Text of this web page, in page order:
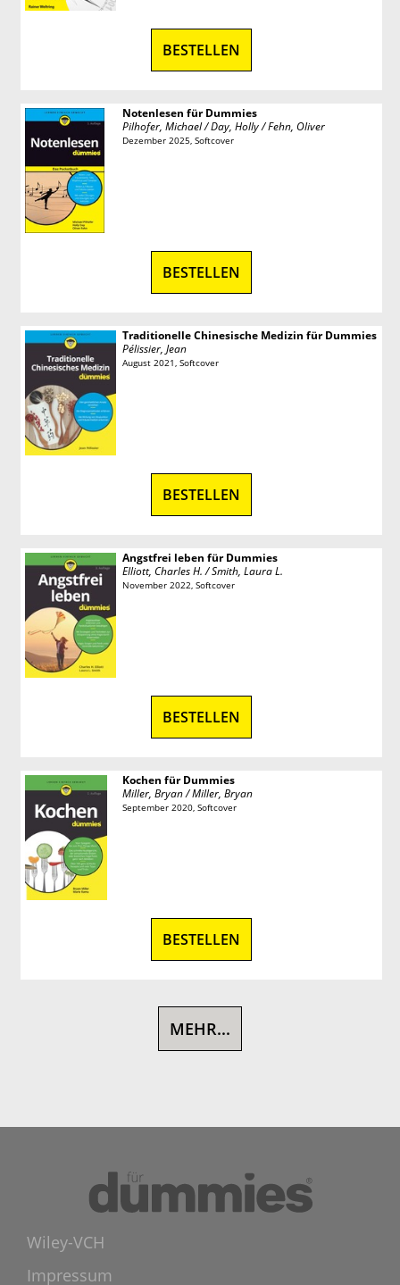
BESTELLEN
Notenlesen für Dummies
Pilhofer, Michael / Day, Holly / Fehn, Oliver
Dezember 2025, Softcover
BESTELLEN
Traditionelle Chinesische Medizin für Dummies
Pélissier, Jean
August 2021, Softcover
BESTELLEN
Angstfrei leben für Dummies
Elliott, Charles H. / Smith, Laura L.
November 2022, Softcover
BESTELLEN
Kochen für Dummies
Miller, Bryan / Miller, Bryan
September 2020, Softcover
BESTELLEN
MEHR...
Wiley-VCH
Impressum